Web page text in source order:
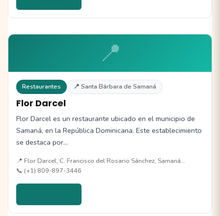
📍
Restaurantes 📍 Santa Bárbara de Samaná
Flor Darcel
Flor Darcel es un restaurante ubicado en el municipio de
Samaná, en la República Dominicana. Este establecimiento
se destaca por…
📍 Flor Darcel, C. Francisco del Rosario Sánchez, Samaná…
📞 (+1) 809-897-3446